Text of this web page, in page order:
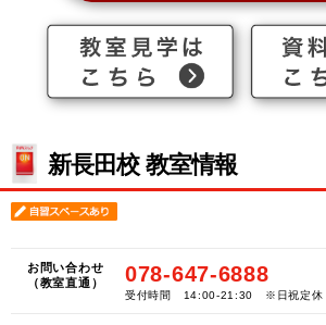
新長田校 教室情報
お問い合わせ
（教室直通）
078-647-6888
受付時間 14:00-21:30 ※日祝定休